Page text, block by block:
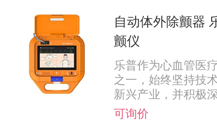
自动体外除颤器
颤仪
乐普作为心血管医
之一，始终坚持技
新兴产业，并积极
可询价